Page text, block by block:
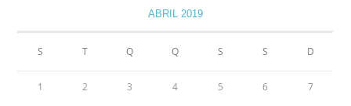
ABRIL 2019
S T Q Q S S D
1 2 3 4 5 6 7